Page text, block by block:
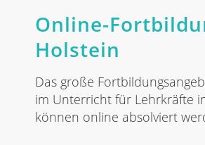
Online-
Holstein
Das große
im Unterricht für Lehrkräfte
können online absolviert